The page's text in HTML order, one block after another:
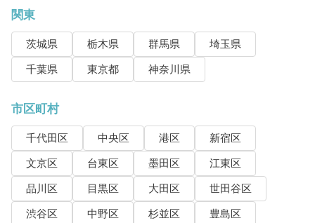
関東
茨城県 栃木県 群馬県
埼玉県
千葉県
東京都 神奈川県
市区町村
千代田区 中央区 港区
新宿区
文京区
台東区 墨田区
江東区
品川区
目黒区 大田区
世田谷区
渋谷区
中野区 杉並区
豊島区